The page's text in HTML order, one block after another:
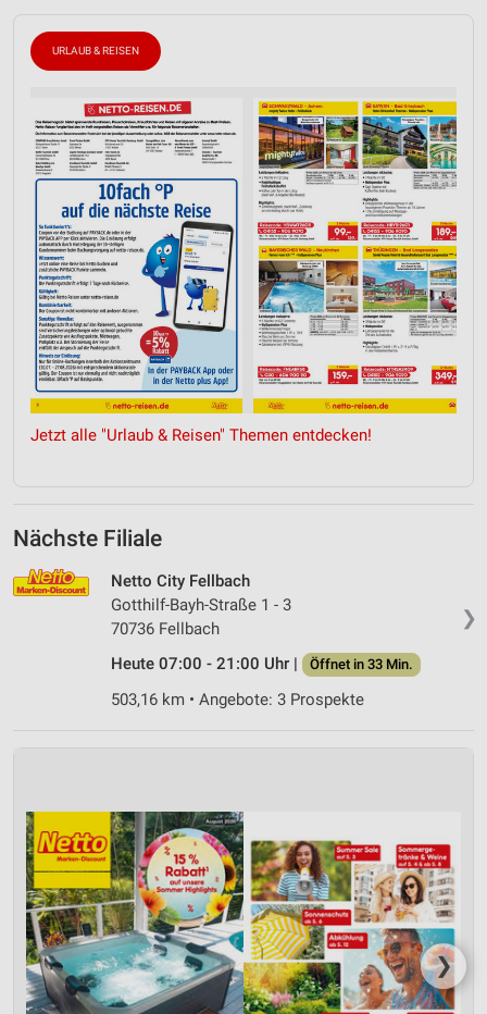
URLAUB & REISEN
Jetzt alle "Urlaub & Reisen" Themen entdecken!
Nächste Filiale
❯
Netto City Fellbach
Gotthilf-Bayh-Straße 1 - 3
70736 Fellbach
Heute 07:00 - 21:00 Uhr |
Öffnet in 33 Min.
503,16 km • Angebote: 3 Prospekte
❯